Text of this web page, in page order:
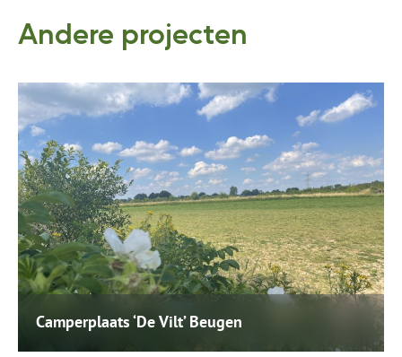
Andere projecten
Camperplaats ‘De Vilt’ Beugen